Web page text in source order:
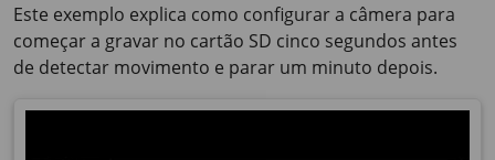
Este exemplo explica como configurar a câmera para
começar a gravar no cartão SD cinco segundos antes
de detectar movimento e parar um minuto depois.